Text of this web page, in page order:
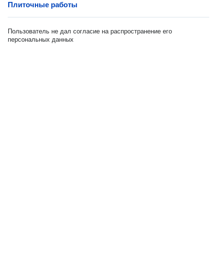
Плиточные работы
Пользователь не дал согласие на распространение его
персональных данных